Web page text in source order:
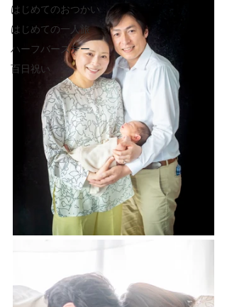
はじめてのおつかい
はじめての一人旅
ハーフバースデー
百日祝い